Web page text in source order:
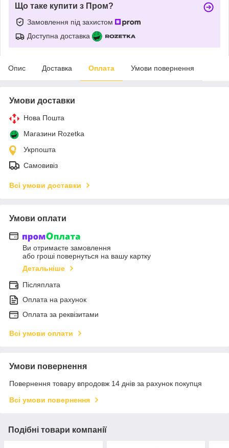
Що таке купити з Пром?
Замовлення під захистом
Доступна доставка
Опис Доставка Оплата Умови повернення
Умови доставки
Нова Пошта
Магазини Rozetka
Укрпошта
Самовивіз
Всі умови доставки
Умови оплати
Ви отримаєте замовлення
або гроші повернуться на вашу картку
Детальніше
Післяплата
Оплата на рахунок
Оплата за реквізитами
Всі умови оплати
Умови повернення
Повернення товару впродовж 14 днів за рахунок покупця
Всі умови повернення
Подібні товари компанії